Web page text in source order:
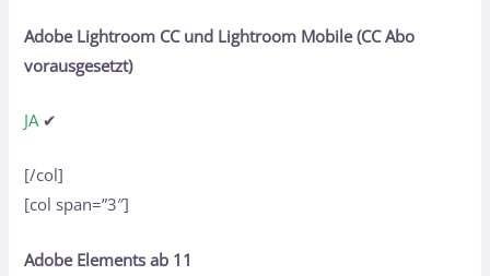
Adobe Lightroom CC und Lightroom Mobile (CC Abo
vorausgesetzt)
JA ✔
[/col]
[col span=”3″]
Adobe Elements ab 11